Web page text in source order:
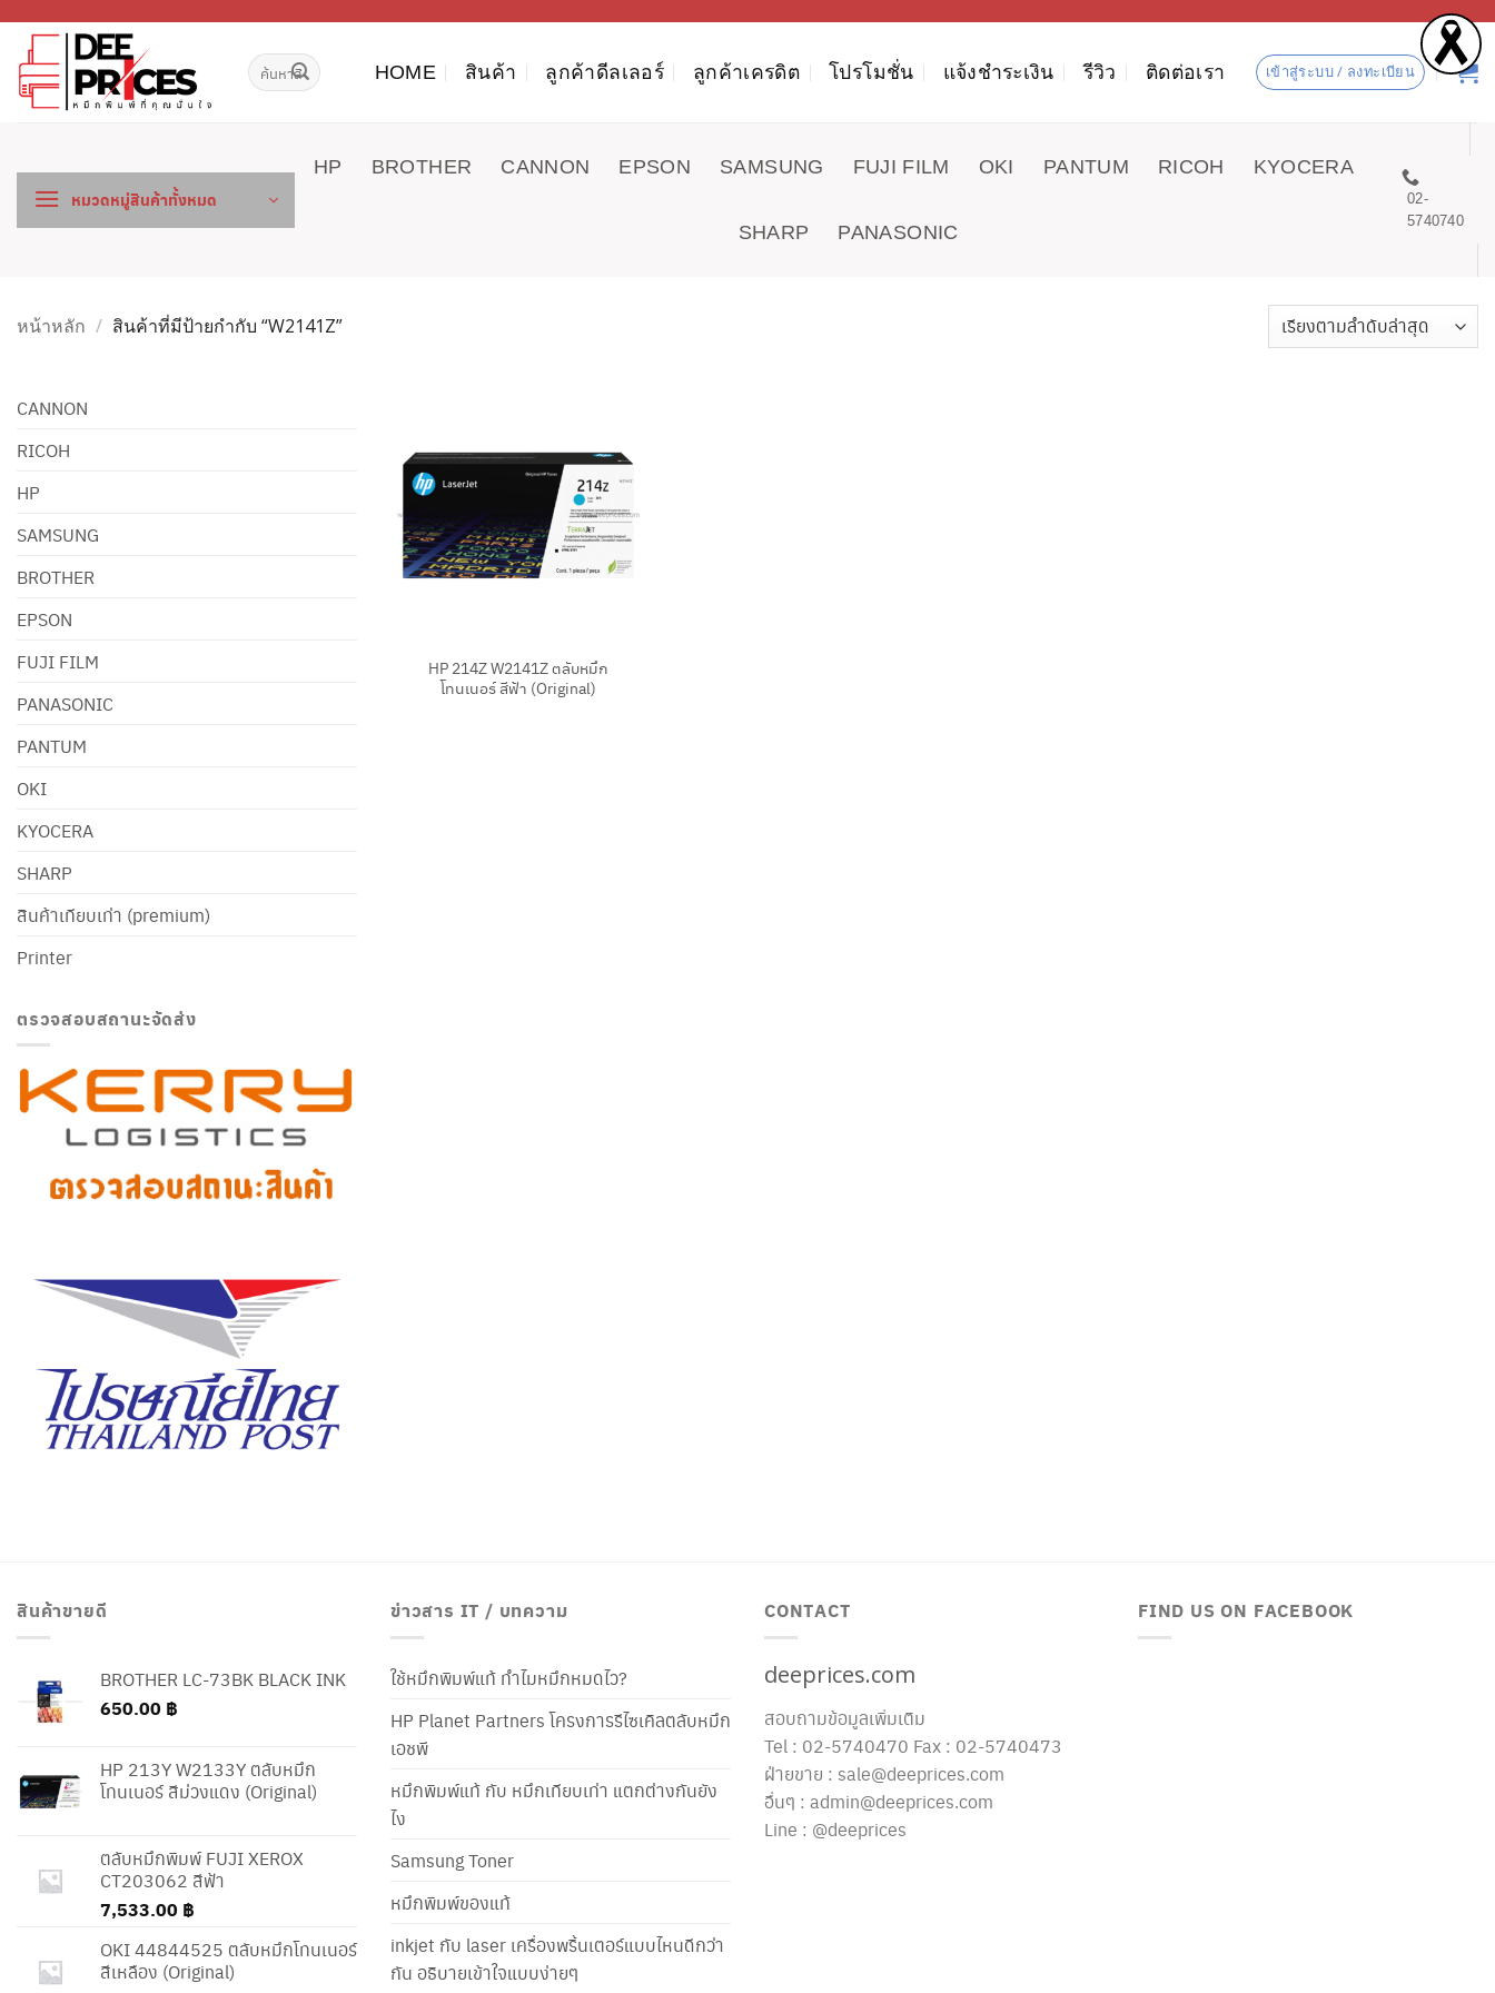
เนื้อหา
ค้นหา: HOME สินค้า ลูกค้าดีลเลอร์ ลูกค้าเครดิต โปรโมชั่น แจ้งชำระเงิน รีวิว ติดต่อเรา เข้าสู่ระบบ / ลงทะเบียน
หมวดหมู่สินค้าทั้งหมด
HP BROTHER CANNON EPSON SAMSUNG FUJI FILM OKI PANTUM RICOH KYOCERA
SHARP PANASONIC
02-
5740740
หน้าหลัก / สินค้าที่มีป้ายกำกับ “W2141Z”
CANNON
RICOH
HP
SAMSUNG
BROTHER
EPSON
FUJI FILM
PANASONIC
PANTUM
OKI
KYOCERA
SHARP
สินค้าเทียบเท่า (premium)
Printer
ตรวจสอบสถานะจัดส่ง
HP 214Z W2141Z ตลับหมึก
โทนเนอร์ สีฟ้า (Original)
สินค้าขายดี
BROTHER LC-73BK BLACK INK
650.00 ฿
HP 213Y W2133Y ตลับหมึก
โทนเนอร์ สีม่วงแดง (Original)
ตลับหมึกพิมพ์ FUJI XEROX
CT203062 สีฟ้า
7,533.00 ฿
OKI 44844525 ตลับหมึกโทนเนอร์
สีเหลือง (Original)
ข่าวสาร IT / บทความ
ใช้หมึกพิมพ์แท้ ทำไมหมึกหมดไว?
HP Planet Partners โครงการรีไซเคิลตลับหมึก
เอชพี
หมึกพิมพ์แท้ กับ หมึกเทียบเท่า แตกต่างกันยัง
ไง
Samsung Toner
หมึกพิมพ์ของแท้
inkjet กับ laser เครื่องพริ้นเตอร์แบบไหนดีกว่า
กัน อธิบายเข้าใจแบบง่ายๆ
CONTACT
deeprices.com
สอบถามข้อมูลเพิ่มเติม
Tel : 02-5740470 Fax : 02-5740473
ฝ่ายขาย : sale@deeprices.com
อื่นๆ : admin@deeprices.com
Line : @deeprices
FIND US ON FACEBOOK